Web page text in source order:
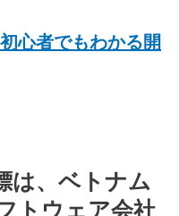
心者でもわかる開
は、ベトナム
トウェア会社